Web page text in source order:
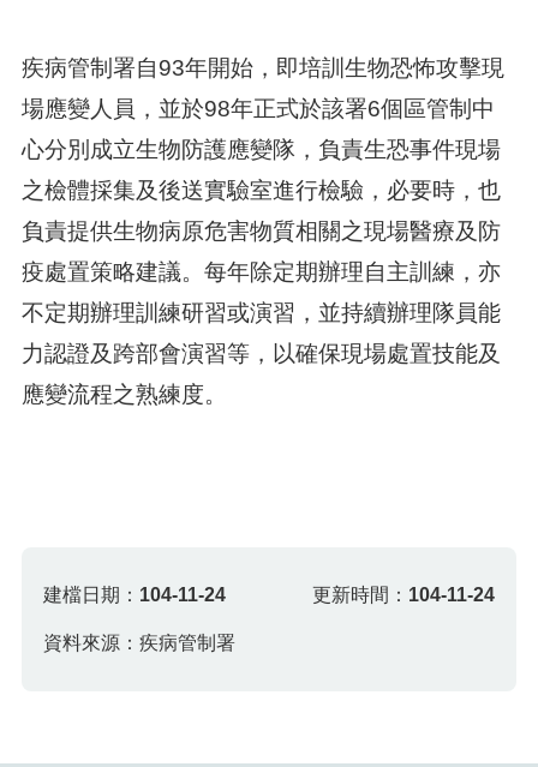
疾病管制署自93年開始，即培訓生物恐怖攻擊現
場應變人員，並於98年正式於該署6個區管制中
心分別成立生物防護應變隊，負責生恐事件現場
之檢體採集及後送實驗室進行檢驗，必要時，也
負責提供生物病原危害物質相關之現場醫療及防
疫處置策略建議。每年除定期辦理自主訓練，亦
不定期辦理訓練研習或演習，並持續辦理隊員能
力認證及跨部會演習等，以確保現場處置技能及
應變流程之熟練度。
建檔日期： 104-11-24 更新時間： 104-11-24
資料來源：疾病管制署